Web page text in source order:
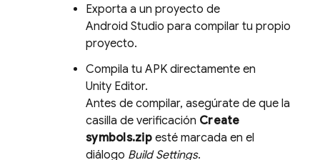
Exporta a un proyecto de
Android Studio para compilar tu propio
proyecto.
Compila tu APK directamente en
Unity Editor.
Antes de compilar, asegúrate de que la
casilla de verificación Create
symbols.zipesté marcada en el
diálogo Build Settings.